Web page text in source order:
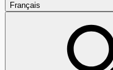
Français